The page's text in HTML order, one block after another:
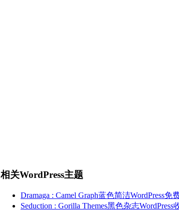
相关WordPress主题
Dramaga : Camel Graph蓝色简洁WordPress免
Seduction : Gorilla Themes黑色杂志WordPress